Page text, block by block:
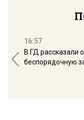
16:57
В ГД рассказали
беспорядочную